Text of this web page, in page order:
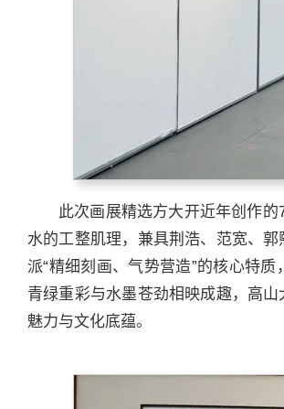
此次画展精选方大开近年创作
水的工整肌理，兼具荆浩、范宽、
派“精细刻画、气势营造”的核心特
青绿重彩与水墨苍劲相映成趣，高
魅力与文化底蕴。